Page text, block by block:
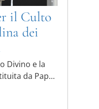
il Culto
dei
Divino e la
da Papa